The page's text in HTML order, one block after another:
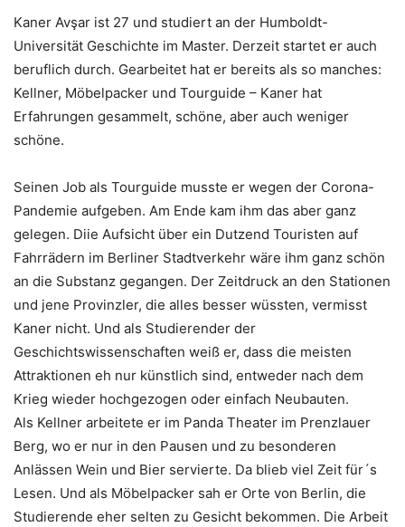
Kaner Avşar ist 27 und studiert an der Humboldt-
Universität Geschichte im Master. Derzeit startet er auch
beruflich durch. Gearbeitet hat er bereits als so manches:
Kellner, Möbelpacker und Tourguide – Kaner hat
Erfahrungen gesammelt, schöne, aber auch weniger
schöne.
Seinen Job als Tourguide musste er wegen der Corona-
Pandemie aufgeben. Am Ende kam ihm das aber ganz
gelegen. Diie Aufsicht über ein Dutzend Touristen auf
Fahrrädern im Berliner Stadtverkehr wäre ihm ganz schön
an die Substanz gegangen. Der Zeitdruck an den Stationen
und jene Provinzler, die alles besser wüssten, vermisst
Kaner nicht. Und als Studierender der
Geschichtswissenschaften weiß er, dass die meisten
Attraktionen eh nur künstlich sind, entweder nach dem
Krieg wieder hochgezogen oder einfach Neubauten.
Als Kellner arbeitete er im Panda Theater im Prenzlauer
Berg, wo er nur in den Pausen und zu besonderen
Anlässen Wein und Bier servierte. Da blieb viel Zeit für´s
Lesen. Und als Möbelpacker sah er Orte von Berlin, die
Studierende eher selten zu Gesicht bekommen. Die Arbeit